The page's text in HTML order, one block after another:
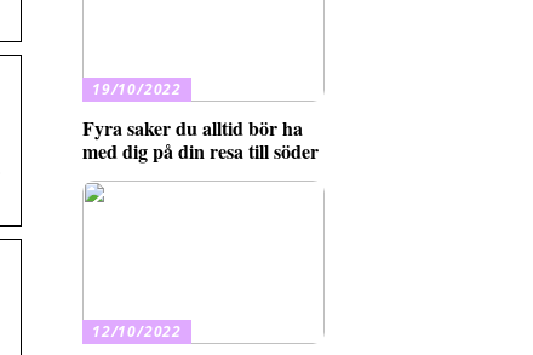
19/10/2022
Fyra saker du alltid bör ha
med dig på din resa till söder
12/10/2022